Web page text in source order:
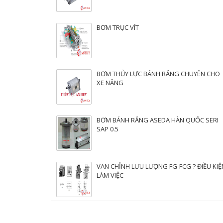
BƠM TRỤC VÍT
BƠM THỦY LỰC BÁNH RĂNG CHUYÊN CHO
XE NÂNG
BƠM BÁNH RĂNG ASEDA HÀN QUỐC SERI
SAP 0.5
VAN CHỈNH LƯU LƯỢNG FG-FCG ? ĐIỀU
LÀM VIỆC